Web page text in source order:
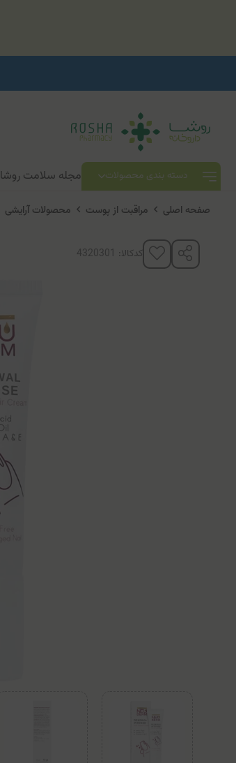
دسته بندی محصولات مجله سلامت روشا
صفحه اصلی مراقبت از پوست محصولات آرایشی
کدکالا: